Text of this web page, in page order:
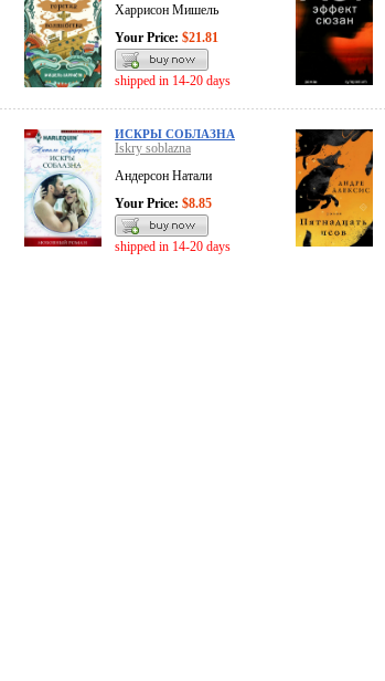
Харрисон Мишель
Your Price: $21.81
shipped in 14-20 days
ИСКРЫ СОБЛАЗНА
Iskry soblazna
Андерсон Натали
Your Price: $8.85
shipped in 14-20 days